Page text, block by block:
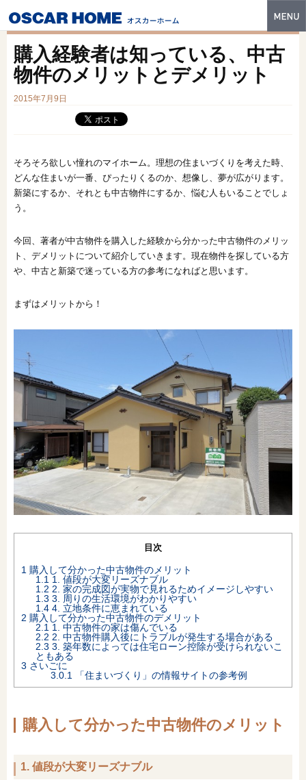
特長
イベント・モデルハウス
建築実例
販売中の物件
スマートセレクト
購入経験者は知っている、中古
物件のメリットとデメリット
2015年7月9日
そろそろ欲しい憧れのマイホーム。理想の住まいづくりを考えた時、
どんな住まいが一番、ぴったりくるのか、想像し、夢が広がります。
新築にするか、それとも中古物件にするか、悩む人もいることでしょ
う。
今回、著者が中古物件を購入した経験から分かった中古物件のメリッ
ト、デメリットについて紹介していきます。現在物件を探している方
や、中古と新築で迷っている方の参考になればと思います。
まずはメリットから！
目次
1 購入して分かった中古物件のメリット
1.1 1. 値段が大変リーズナブル
1.2 2. 家の完成図が実物で見れるためイメージしやすい
1.3 3. 周りの生活環境がわかりやすい
1.4 4. 立地条件に恵まれている
2 購入して分かった中古物件のデメリット
2.1 1. 中古物件の家は傷んでいる
2.2 2. 中古物件購入後にトラブルが発生する場合がある
2.3 3. 築年数によっては住宅ローン控除が受けられないこ
ともある
3 さいごに
3.0.1「住まいづくり」の情報サイトの参考例
購入して分かった中古物件のメリット
1. 値段が大変リーズナブル